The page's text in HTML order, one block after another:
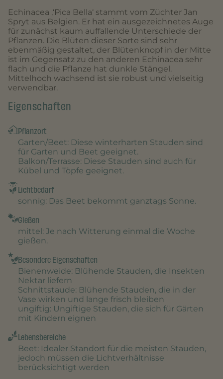
Echinacea ‚‘Pica Bella‘ stammt vom Züchter Jan
Spryt aus Belgien. Er hat ein ausgezeichnetes Auge
für zunächst kaum auffallende Unterschiede der
Pflanzen. Die Blüten dieser Sorte sind sehr
ebenmäßig gestaltet, der Blütenknopf in der Mitte
ist im Gegensatz zu den anderen Echinacea sehr
flach und die Pflanze hat dunkle Stängel.
Mittelhoch wachsend ist sie robust und vielseitig
verwendbar.
Eigenschaften
Pflanzort
Garten/Beet: Diese winterharten Stauden sind
für Garten und Beet geeignet.
Balkon/Terrasse: Diese Stauden sind auch für
Kübel und Töpfe geeignet.
Lichtbedarf
sonnig: Das Beet bekommt ganztags Sonne.
Gießen
mittel: Je nach Witterung einmal die Woche
gießen.
Besondere Eigenschaften
Bienenweide: Blühende Stauden, die Insekten
Nektar liefern
Schnittstaude: Blühende Stauden, die in der
Vase wirken und lange frisch bleiben
ungiftig: Ungiftige Stauden, die sich für Gärten
mit Kindern eignen
Lebensbereiche
Beet: Idealer Standort für die meisten Stauden,
jedoch müssen die Lichtverhältnisse
berücksichtigt werden